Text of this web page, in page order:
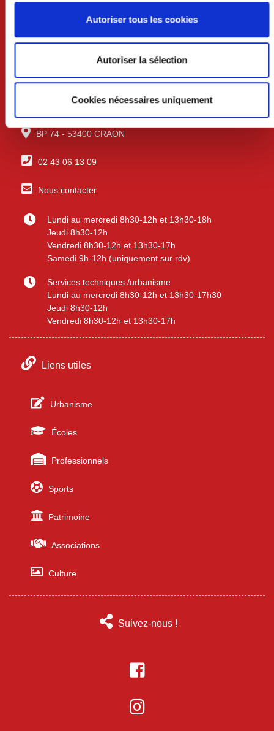
Autoriser tous les cookies
Autoriser la sélection
Cookies nécessaires uniquement
VILLE DE CRAON
BP 74 - 53400 CRAON
02 43 06 13 09
Nous contacter
Lundi au mercredi 8h30-12h et 13h30-18h
Jeudi 8h30-12h
Vendredi 8h30-12h et 13h30-17h
Samedi 9h-12h (uniquement sur rdv)
Services techniques /urbanisme
Lundi au mercredi 8h30-12h et 13h30-17h30
Jeudi 8h30-12h
Vendredi 8h30-12h et 13h30-17h
Liens utiles
Urbanisme
Écoles
Professionnels
Sports
Patrimoine
Associations
Culture
Suivez-nous !